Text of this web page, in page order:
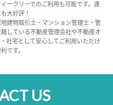
ークリーでのご利用も可能です。連
大好評！
建物取引士・マンション管理士・管
している不動産管理会社や不動産オ
社宅として安心してご利用いただけ
です。
US